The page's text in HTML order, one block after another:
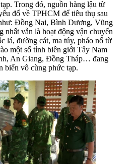
Trong đó, nguồn hàng lậu từ
đổ về TPHCM để tiêu thụ sau
Đồng Nai, Bình Dương, Vũng
vẫn là hoạt động vận chuyển
lá, đường cát, ma túy, pháo nổ từ
một số tỉnh biên giới Tây Nam
An Giang, Đồng Tháp… đang
biến vô cùng phức tạp.